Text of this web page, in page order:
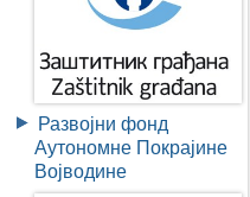
Развојни фонд
Аутономне Покрајине
Војводине